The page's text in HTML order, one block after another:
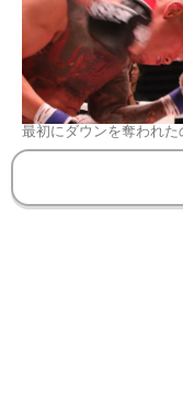
最初にダウンを奪われ
奪い返し逆
RISEクリエーシ